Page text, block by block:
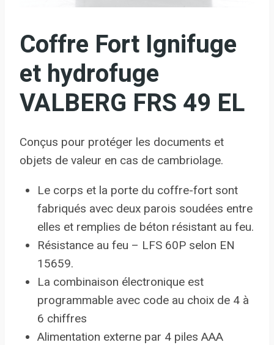
Coffre Fort Ignifuge
et hydrofuge
VALBERG FRS 49 EL
Conçus pour protéger les documents et
objets de valeur en cas de cambriolage.
Le corps et la porte du coffre-fort sont
fabriqués avec deux parois soudées entre
elles et remplies de béton résistant au feu.
Résistance au feu – LFS 60P selon EN
15659.
La combinaison électronique est
programmable avec code au choix de 4 à
6 chiffres
Alimentation externe par 4 piles AAA